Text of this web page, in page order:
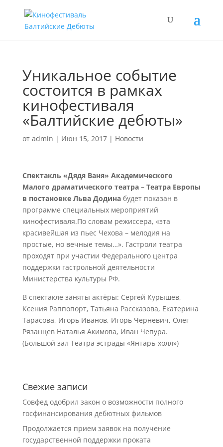
Уникальное событие
состоится в рамках
кинофестиваля
«Балтийские дебюты»
от admin | Июн 15, 2017| Новости
Спектакль «Дядя Ваня» Академического
Малого драматического театра – Театра Европы
в постановке Льва Додина будет показан в
программе специальных мероприятий
кинофестиваля.По словам режиссера, «эта
красивейшая из пьес Чехова – мелодия на
простые, но вечные темы…». Гастроли театра
проходят при участии Федерального центра
поддержки гастрольной деятельности
Министерства культуры РФ.
В спектакле заняты актёры: Сергей Курышев,
Ксения Раппопорт, Татьяна Рассказова, Екатерина
Тарасова, Игорь Иванов, Игорь Черневич, Олег
Рязанцев Наталья Акимова, Иван Чепура.
(Большой зал Театра эстрады «Янтарь-холл»)
Свежие записи
Совфед одобрил закон о возможности полного
госфинансирования дебютных фильмов
Продолжается прием заявок на получение
государственной поддержки проката